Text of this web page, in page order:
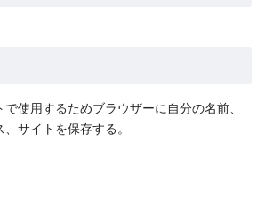
使用するためブラウザーに自分の名前、
、サイトを保存する。